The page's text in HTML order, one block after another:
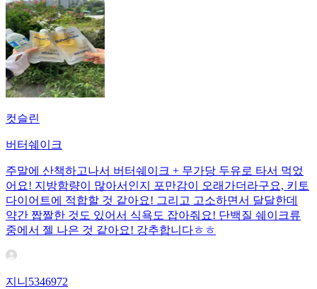
컷슬린
버터쉐이크
주말에 산책하고나서 버터쉐이크 + 무가당 두유로 타서 먹었
어요! 지방함량이 많아서인지 포만감이 오래가더라구요, 키토
다이어트에 적합할 것 같아요! 그리고 고소하면서 달달한데
약간 짭짤한 것도 있어서 식욕도 잡아줘요! 단백질 쉐이크류
중에서 젤 나은 것 같아요! 강추합니다ㅎㅎ
지니5346972